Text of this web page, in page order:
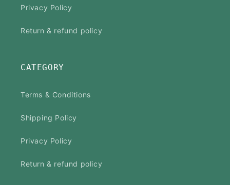
Privacy Policy
Return & refund policy
CATEGORY
Terms & Conditions
Shipping Policy
Privacy Policy
Return & refund policy